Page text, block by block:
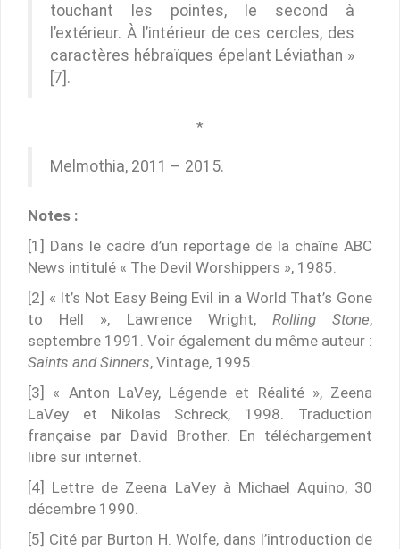
touchant les pointes, le second à
l’extérieur. À l’intérieur de ces cercles, des
caractères hébraïques épelant Léviathan »
[7].
*
Melmothia, 2011 – 2015.
Notes :
[1] Dans le cadre d’un reportage de la chaîne ABC
News intitulé « The Devil Worshippers », 1985.
[2] « It’s Not Easy Being Evil in a World That’s Gone
to Hell », Lawrence Wright, Rolling Stone,
septembre 1991. Voir également du même auteur :
Saints and Sinners, Vintage, 1995.
[3] « Anton LaVey, Légende et Réalité », Zeena
LaVey et Nikolas Schreck, 1998. Traduction
française par David Brother. En téléchargement
libre sur internet.
[4] Lettre de Zeena LaVey à Michael Aquino, 30
décembre 1990.
[5] Cité par Burton H. Wolfe, dans l’introduction de